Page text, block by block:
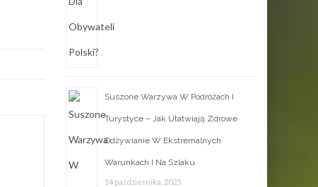
Suszone Warzywa W Podróżach I
Turystyce – Jak Ułatwiają Zdrowe
Odżywianie W Ekstremalnych
Warunkach I Na Szlaku
14 października, 2025